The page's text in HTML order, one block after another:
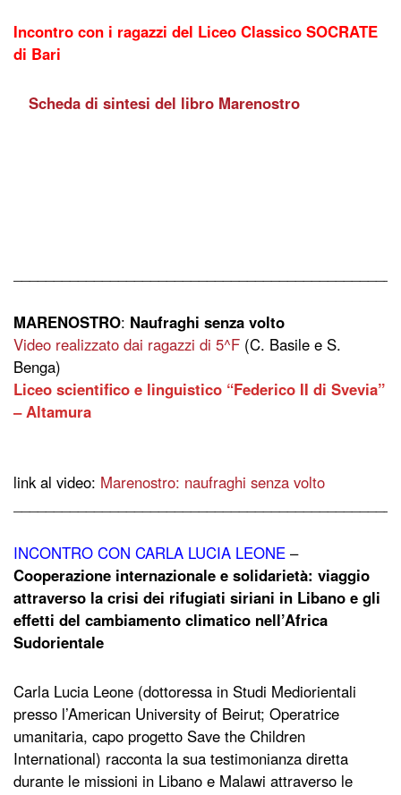
Incontro con i ragazzi del Liceo Classico SOCRATE
di Bari
Scheda di sintesi del libro Marenostro
MARENOSTRO: Naufraghi senza volto
Video realizzato dai ragazzi di 5^F (C. Basile e S.
Benga)
Liceo scientifico e linguistico “Federico II di Svevia”
– Altamura
link al video: Marenostro: naufraghi senza volto
INCONTRO CON CARLA LUCIA LEONE –
Cooperazione internazionale e solidarietà: viaggio
attraverso la crisi dei rifugiati siriani in Libano e gli
effetti del cambiamento climatico nell’Africa
Sudorientale
Carla Lucia Leone (dottoressa in Studi Mediorientali
presso l’American University of Beirut; Operatrice
umanitaria, capo progetto Save the Children
International) racconta la sua testimonianza diretta
durante le missioni in Libano e Malawi attraverso le